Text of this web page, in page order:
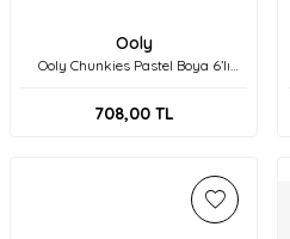
Ooly
Ooly Chunkies Pastel Boya 6’lı
708,00TL